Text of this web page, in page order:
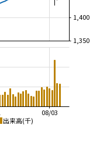
出来高(千)
08/03
1,350
1,400